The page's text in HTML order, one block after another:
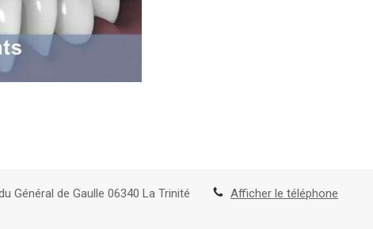
Général de Gaulle 06340 La Trinité Afficher le téléphone